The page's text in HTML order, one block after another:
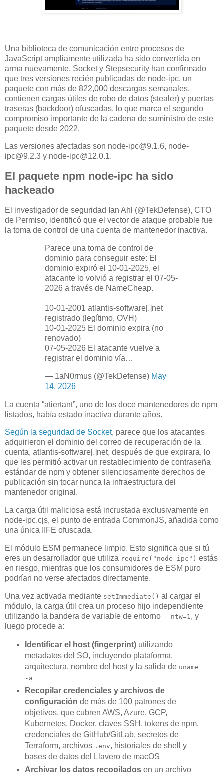
Una biblioteca de comunicación entre procesos de
JavaScript ampliamente utilizada ha sido convertida en
arma nuevamente. Socket y Stepsecurity han confirmado
que tres versiones recién publicadas de node-ipc, un
paquete con más de 822,000 descargas semanales,
contienen cargas útiles de robo de datos (stealer) y puertas
traseras (backdoor) ofuscadas, lo que marca el segundo
compromiso importante de la cadena de suministro de este
paquete desde 2022.
Las versiones afectadas son node-ipc@9.1.6, node-
ipc@9.2.3 y node-ipc@12.0.1.
El paquete npm node-ipc ha sido
hackeado
El investigador de seguridad Ian Ahl (@TekDefense), CTO
de Permiso, identificó que el vector de ataque probable fue
la toma de control de una cuenta de mantenedor inactiva.
Parece una toma de control de
dominio para conseguir este: El
dominio expiró el 10-01-2025, el
atacante lo volvió a registrar el 07-05-
2026 a través de NameCheap.
10-01-2001 atlantis-software[.]net
registrado (legítimo, OVH)
10-01-2025 El dominio expira (no
renovado)
07-05-2026 El atacante vuelve a
registrar el dominio vía…
— 1aN0rmus (@TekDefense) May
14, 2026
La cuenta “atiertant”, uno de los doce mantenedores de npm
listados, había estado inactiva durante años.
Según la seguridad de Socket, parece que los atacantes
adquirieron el dominio del correo de recuperación de la
cuenta, atlantis-software[.]net, después de que expirara, lo
que les permitió activar un restablecimiento de contraseña
estándar de npm y obtener silenciosamente derechos de
publicación sin tocar nunca la infraestructura del
mantenedor original.
La carga útil maliciosa está incrustada exclusivamente en
node-ipc.cjs, el punto de entrada CommonJS, añadida como
una única IIFE ofuscada.
El módulo ESM permanece limpio. Esto significa que si tú
eres un desarrollador que utiliza require("node-ipc") estás
en riesgo, mientras que los consumidores de ESM puro
podrían no verse afectados directamente.
Una vez activada mediante setImmediate() al cargar el
módulo, la carga útil crea un proceso hijo independiente
utilizando la bandera de variable de entorno
__ntw=1 , y
luego procede a:
Identificar el host (fingerprint)utilizando
metadatos del SO, incluyendo plataforma,
arquitectura, nombre del host y la salida de uname
-a
Recopilar credenciales y archivos de
configuración de más de 100 patrones de
objetivos, que cubren AWS, Azure, GCP,
Kubernetes, Docker, claves SSH, tokens de npm,
credenciales de GitHub/GitLab, secretos de
Terraform, archivos .env, historiales de shell y
bases de datos del Llavero de macOS
Archivar los datos recopiladosen un archivo